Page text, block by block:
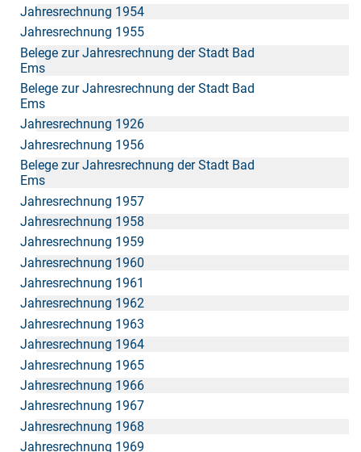
Jahresrechnung 1954
Jahresrechnung 1955
Belege zur Jahresrechnung der Stadt Bad
Ems
Belege zur Jahresrechnung der Stadt Bad
Ems
Jahresrechnung 1926
Jahresrechnung 1956
Belege zur Jahresrechnung der Stadt Bad
Ems
Jahresrechnung 1957
Jahresrechnung 1958
Jahresrechnung 1959
Jahresrechnung 1960
Jahresrechnung 1961
Jahresrechnung 1962
Jahresrechnung 1963
Jahresrechnung 1964
Jahresrechnung 1965
Jahresrechnung 1966
Jahresrechnung 1967
Jahresrechnung 1968
Jahresrechnung 1969